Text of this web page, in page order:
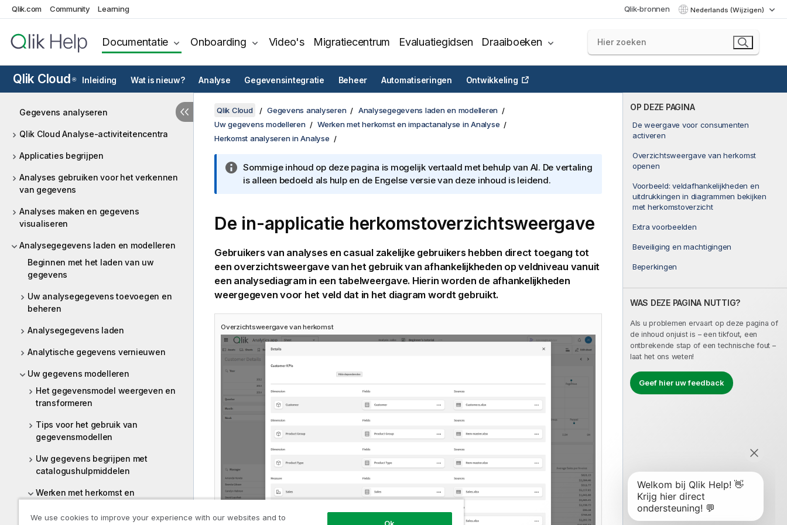
Qlik.com Community Learning Qlik-bronnen Nederlands (Wijzigen)
Documentatie Onboarding Video's Migratiecentrum Evaluatiegidsen Draaiboeken
Qlik Cloud ® Inleiding Wat is nieuw? Analyse Gegevensintegratie Beheer Automatiseringen Ontwikkeling
Gegevens analyseren
Qlik Cloud Analyse-activiteitencentra
Applicaties begrijpen
Analyses gebruiken voor het verkennen
van gegevens
Analyses maken en gegevens
visualiseren
Analysegegevens laden en modelleren
Beginnen met het laden van uw
gegevens
Uw analysegegevens toevoegen en
beheren
Analysegegevens laden
Analytische gegevens vernieuwen
Uw gegevens modelleren
Het gegevensmodel weergeven en
transformeren
Tips voor het gebruik van
gegevensmodellen
Uw gegevens begrijpen met
catalogushulpmiddelen
Werken met herkomst en
Herkomst analyseren in Analyse
OP DEZE PAGINA
De weergave voor consumenten
activeren
Overzichtsweergave van herkomst
openen
Voorbeeld: veldafhankelijkheden en
uitdrukkingen in diagrammen bekijken
met herkomstoverzicht
Extra voorbeelden
Beveiliging en machtigingen
Beperkingen
WAS DEZE PAGINA NUTTIG?
Als u problemen ervaart op deze pagina of
de inhoud onjuist is – een tikfout, een
ontbrekende stap of een technische fout –
laat het ons weten!
Geef hier uw feedback
Qlik Cloud Gegevens analyseren
Analysegegevens laden en modelleren
Uw gegevens modelleren
Werken met herkomst en impactanalyse in Analyse
Herkomst analyseren in Analyse
Sommige inhoud op deze pagina is mogelijk vertaald met behulp van AI. De vertaling
is alleen bedoeld als hulp en de Engelse versie van deze inhoud is leidend.
De in-applicatie herkomstoverzichtsweergave
Gebruikers van analyses en casual zakelijke gebruikers hebben direct toegang tot
een overzichtsweergave van het gebruik van afhankelijkheden op veldniveau vanuit
een analysediagram in een tabelweergave. Hierin worden de afhankelijkheden
weergegeven voor het veld dat in het diagram wordt gebruikt.
Overzichtsweergave van herkomst
We use cookies to improve your experience with our websites and to